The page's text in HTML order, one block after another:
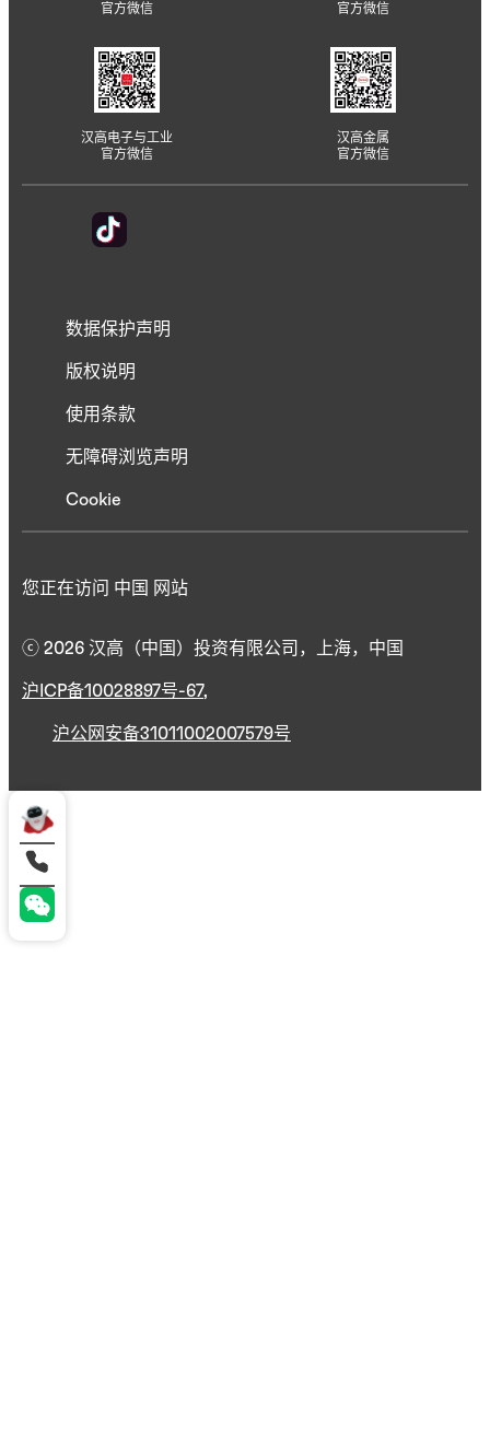
官方微信 官方微信
汉高电子与工业
官方微信
汉高金属
官方微信
数据保护声明
版权说明
使用条款
无障碍浏览声明
Cookie
ⓒ 2026 汉高（中国）投资有限公司，上海，中国
沪ICP备10028897号-67,
沪公网安备31011002007579号
您正在访问 中国 网站